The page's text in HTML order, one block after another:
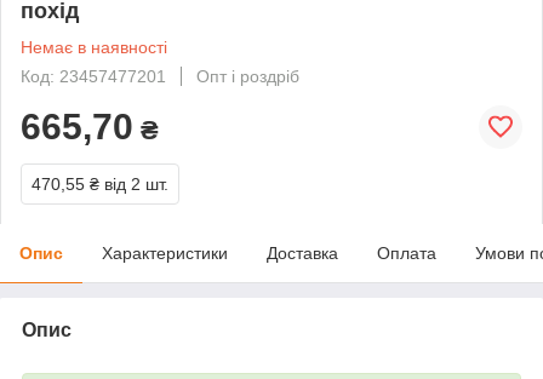
похід
Немає в наявності
Код: 23457477201
Опт і роздріб
665,70 ₴
470,55 ₴ від 2 шт.
Опис Характеристики Доставка Оплата Умови
Опис